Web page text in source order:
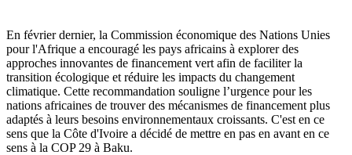
En février dernier, la Commission économique des Nations Unies
pour l'Afrique a encouragé les pays africains à explorer des
approches innovantes de financement vert afin de faciliter la
transition écologique et réduire les impacts du changement
climatique. Cette recommandation souligne l’urgence pour les
nations africaines de trouver des mécanismes de financement plus
adaptés à leurs besoins environnementaux croissants. C'est en ce
sens que la Côte d'Ivoire a décidé de mettre en pas en avant en ce
sens à la COP 29 à Baku.